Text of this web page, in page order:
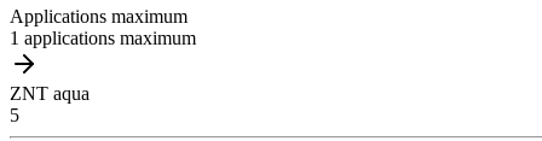
Applications maximum
1 applications maximum
ZNT aqua
5